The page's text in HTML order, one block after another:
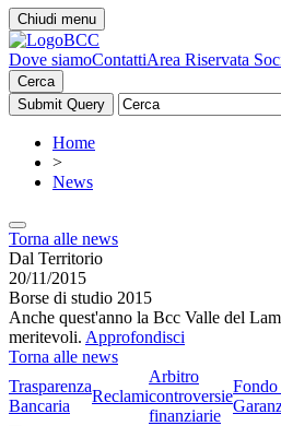
Chiudi menu
Dove siamoContattiArea Riservata
Cerca
Home
>
News
Torna alle news
Dal Territorio
20/11/2015
Borse di studio 2015
Anche quest'anno la Bcc Valle del
meritevoli. Approfondisci
Torna alle news
Trasparenza
Bancaria
Reclami
Arbitro
controversie
finanziarie
Fondo